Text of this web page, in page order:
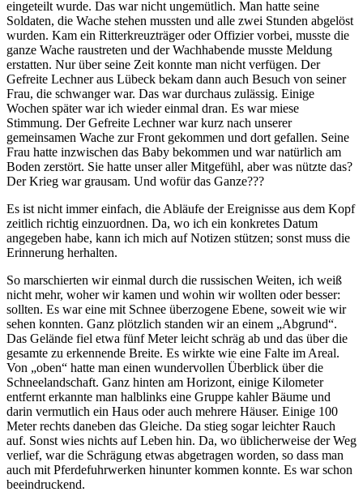
eingeteilt wurde. Das war nicht ungemütlich. Man hatte seine
Soldaten, die Wache stehen mussten und alle zwei Stunden abgelöst
wurden. Kam ein Ritterkreuzträger oder Offizier vorbei, musste die
ganze Wache raustreten und der Wachhabende musste Meldung
erstatten. Nur über seine Zeit konnte man nicht verfügen. Der
Gefreite Lechner aus Lübeck bekam dann auch Besuch von seiner
Frau, die schwanger war. Das war durchaus zulässig. Einige
Wochen später war ich wieder einmal dran. Es war miese
Stimmung. Der Gefreite Lechner war kurz nach unserer
gemeinsamen Wache zur Front gekommen und dort gefallen. Seine
Frau hatte inzwischen das Baby bekommen und war natürlich am
Boden zerstört. Sie hatte unser aller Mitgefühl, aber was nützte das?
Der Krieg war grausam. Und wofür das Ganze???
Es ist nicht immer einfach, die Abläufe der Ereignisse aus dem Kopf
zeitlich richtig einzuordnen. Da, wo ich ein konkretes Datum
angegeben habe, kann ich mich auf Notizen stützen; sonst muss die
Erinnerung herhalten.
So marschierten wir einmal durch die russischen Weiten, ich weiß
nicht mehr, woher wir kamen und wohin wir wollten oder besser:
sollten. Es war eine mit Schnee überzogene Ebene, soweit wie wir
sehen konnten. Ganz plötzlich standen wir an einem
Abgrund .
Das Gelände fiel etwa fünf Meter leicht schräg ab und das über die
gesamte zu erkennende Breite. Es wirkte wie eine Falte im Areal.
Von
oben
hatte man einen wundervollen Überblick über die
Schneelandschaft. Ganz hinten am Horizont, einige Kilometer
entfernt erkannte man halblinks eine Gruppe kahler Bäume und
darin vermutlich ein Haus oder auch mehrere Häuser. Einige 100
Meter rechts daneben das Gleiche. Da stieg sogar leichter Rauch
auf. Sonst wies nichts auf Leben hin. Da, wo üblicherweise der Weg
verlief, war die Schrägung etwas abgetragen worden, so dass man
auch mit Pferdefuhrwerken hinunter kommen konnte. Es war schon
beeindruckend.